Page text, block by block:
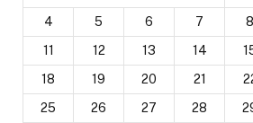
4
5 6 7 8
11
12 13 14
18
19 20 21
25
26 27 28